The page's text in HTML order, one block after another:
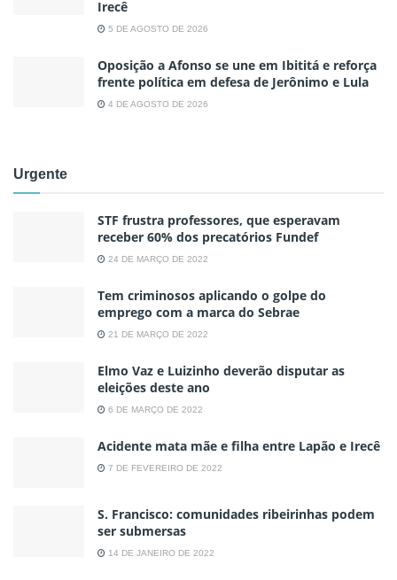
Irecê
5 DE AGOSTO DE 2026
Oposição a Afonso se une em Ibititá e reforça
frente política em defesa de Jerônimo e Lula
4 DE AGOSTO DE 2026
Urgente
STF frustra professores, que esperavam
receber 60% dos precatórios Fundef
24 DE MARÇO DE 2022
Tem criminosos aplicando o golpe do
emprego com a marca do Sebrae
21 DE MARÇO DE 2022
Elmo Vaz e Luizinho deverão disputar as
eleições deste ano
6 DE MARÇO DE 2022
Acidente mata mãe e filha entre Lapão e Irecê
7 DE FEVEREIRO DE 2022
S. Francisco: comunidades ribeirinhas podem
ser submersas
14 DE JANEIRO DE 2022